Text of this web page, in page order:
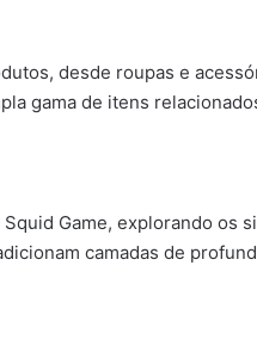
desde roupas e
gama de itens
Game, explorando os
camadas de